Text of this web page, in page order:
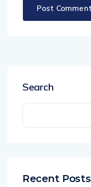
Search
Recent Posts